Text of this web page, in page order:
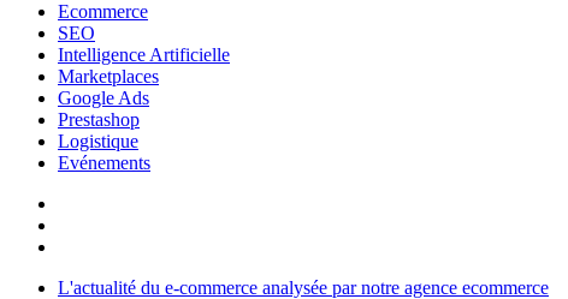
Ecommerce
SEO
Intelligence Artificielle
Marketplaces
Google Ads
Prestashop
Logistique
Evénements
L'actualité du e-commerce analysée par notre agence ecommerce